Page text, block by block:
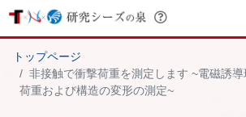
トップページ
非接触で衝撃荷重を測定します ~電磁誘
荷重および構造の変形の測定~